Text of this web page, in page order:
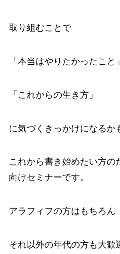
取り組むことで
「本当はやりたかったこと
「これからの生き方」
に気づくきっかけになるか
これから書き始めたい方の
向けセミナーです。
アラフィフの方はもちろん
それ以外の年代の方も大歓